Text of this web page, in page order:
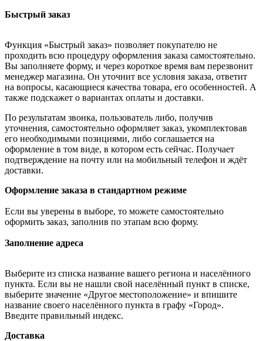
Быстрый заказ
Функция «Быстрый заказ» позволяет покупателю не
проходить всю процедуру оформления заказа самостоятельно.
Вы заполняете форму, и через короткое время вам перезвонит
менеджер магазина. Он уточнит все условия заказа, ответит
на вопросы, касающиеся качества товара, его особенностей. А
также подскажет о вариантах оплаты и доставки.
По результатам звонка, пользователь либо, получив
уточнения, самостоятельно оформляет заказ, укомплектовав
его необходимыми позициями, либо соглашается на
оформление в том виде, в котором есть сейчас. Получает
подтверждение на почту или на мобильный телефон и ждёт
доставки.
Оформление заказа в стандартном режиме
Если вы уверены в выборе, то можете самостоятельно
оформить заказ, заполнив по этапам всю форму.
Заполнение адреса
Выберите из списка название вашего региона и населённого
пункта. Если вы не нашли свой населённый пункт в списке,
выберите значение «Другое местоположение» и впишите
название своего населённого пункта в графу «Город».
Введите правильный индекс.
Доставка